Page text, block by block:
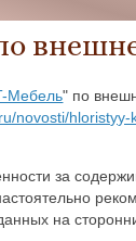
Мебель" по
novosti/hloristyy-
за
на